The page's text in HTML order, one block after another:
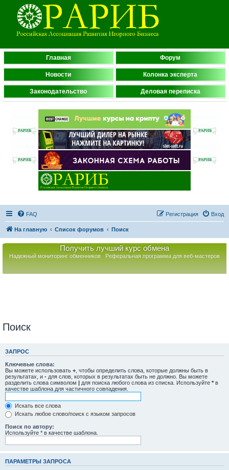
Главная Форум
Новости Колонка эксперта
Законодательство Деловая переписка
FAQ Вход
Регистрация
На главную Список форумов Поиск
Получить лучший курс обмена
Надежный мониторинг обменников Реферальная программа для веб-мастеров
Поиск
ЗАПРОС
Ключевые слова:
Вы можете использовать + , чтобы определить слова, которые должны быть в
результатах, и - для слов, которых в результатах быть не должно. Вы можете
разделить слова символом | для поиска любого слова из списка. Используйте * в
качестве шаблона для частичного совпадения.
Искать все слова
Искать любое слово/поиск с языком запросов
Поиск по автору:
Используйте * в качестве шаблона.
ПАРАМЕТРЫ ЗАПРОСА